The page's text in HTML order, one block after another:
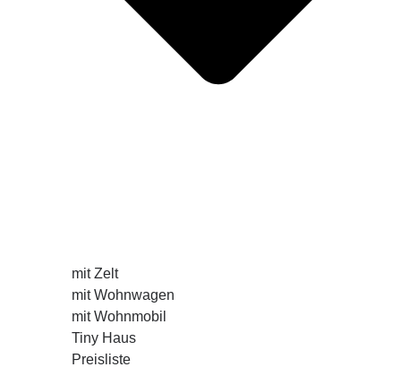
mit Zelt
mit Wohnwagen
mit Wohnmobil
Tiny Haus
Preisliste